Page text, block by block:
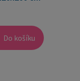
Do košíku